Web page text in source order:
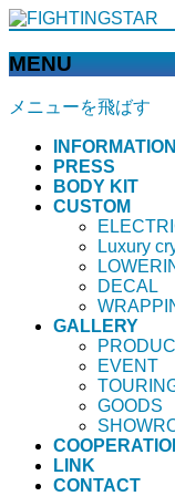
MENU
メニューを飛ばす
INFORMATION
PRESS
BODY KIT
CUSTOM
Luxury
DECAL
GALLERY
EVENT
GOODS
LINK
CONTACT